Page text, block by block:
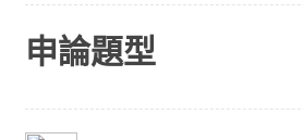
申論題型